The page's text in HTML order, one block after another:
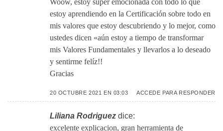
estoy aprendiendo en la Certificación sobre todo en
mis valores que estoy descubriendo y lo mejor, como
ustedes dicen «aún estoy a tiempo de transformar
mis Valores Fundamentales y llevarlos a lo deseado
y sentirme felíz!!
Gracias
20 OCTUBRE 2021 EN 03:03 ACCEDE PARA RESPONDER
Liliana Rodriguez dice:
excelente explicacion, gran herramienta de